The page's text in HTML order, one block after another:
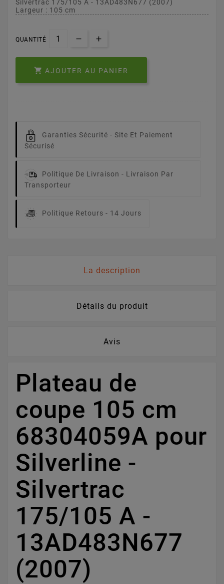
Silvertrac 175/105 A - 13AD483N677 (2007)
Largeur : 105 cm
QUANTITÉ
 AJOUTER AU PANIER
Garanties Sécurité - Site Et Paiement
Sécurisé
Politique De Livraison - Livraison Par
Transporteur
Politique Retours - 14 Jours
La description
Détails du produit
Avis
Plateau de
coupe 105 cm
68304059A pour
Silverline -
Silvertrac
175/105 A -
13AD483N677
(2007)